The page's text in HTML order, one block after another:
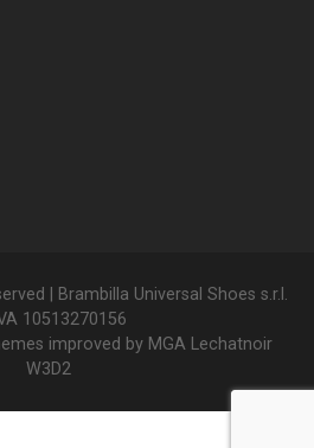
| Brambilla Universal Shoes s.r.l.
10513270156
improved by MGA Lechatnoir
W3D2